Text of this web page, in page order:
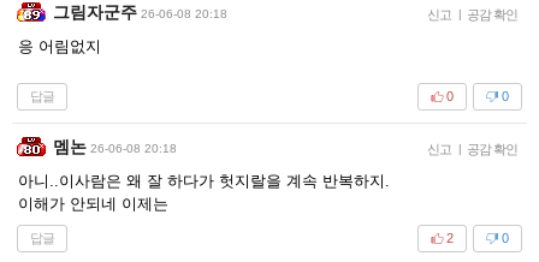
그림자군주 26-06-08 20:18 신고 | 공감 확인
응 어림없지
답글 0
0
멤논 26-06-08 20:18 신고 | 공감 확인
아니..이사람은 왜 잘 하다가 헛지랄을 계속 반복하지.
이해가 안되네 이제는
답글 0
2